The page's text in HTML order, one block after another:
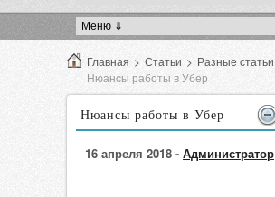
Главная > Статьи > Разные статьи
Нюансы работы в Убер
Нюансы работы в Убер
16 апреля 2018 - Администратор